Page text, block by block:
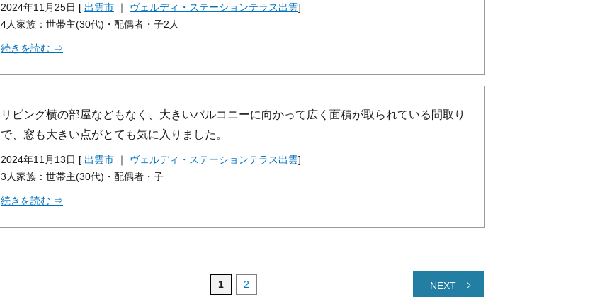
2024年11月25日 [ 出雲市 ｜ ヴェルディ・ステーションテラス出雲]
4人家族：世帯主(30代)・配偶者・子2人
続きを読む ⇒
リビング横の部屋などもなく、大きいバルコニーに向かって広く面積が取られている間取り
で、窓も大きい点がとても気に入りました。
2024年11月13日 [ 出雲市 ｜ ヴェルディ・ステーションテラス出雲]
3人家族：世帯主(30代)・配偶者・子
続きを読む ⇒
1 2 NEXT